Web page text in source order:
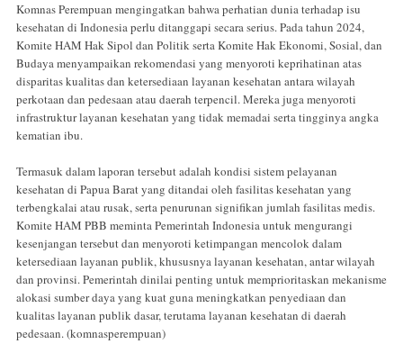
Komnas Perempuan mengingatkan bahwa perhatian dunia terhadap isu
kesehatan di Indonesia perlu ditanggapi secara serius. Pada tahun 2024,
Komite HAM Hak Sipol dan Politik serta Komite Hak Ekonomi, Sosial, dan
Budaya menyampaikan rekomendasi yang menyoroti keprihatinan atas
disparitas kualitas dan ketersediaan layanan kesehatan antara wilayah
perkotaan dan pedesaan atau daerah terpencil. Mereka juga menyoroti
infrastruktur layanan kesehatan yang tidak memadai serta tingginya angka
kematian ibu.
Termasuk dalam laporan tersebut adalah kondisi sistem pelayanan
kesehatan di Papua Barat yang ditandai oleh fasilitas kesehatan yang
terbengkalai atau rusak, serta penurunan signifikan jumlah fasilitas medis.
Komite HAM PBB meminta Pemerintah Indonesia untuk mengurangi
kesenjangan tersebut dan menyoroti ketimpangan mencolok dalam
ketersediaan layanan publik, khususnya layanan kesehatan, antar wilayah
dan provinsi. Pemerintah dinilai penting untuk memprioritaskan mekanisme
alokasi sumber daya yang kuat guna meningkatkan penyediaan dan
kualitas layanan publik dasar, terutama layanan kesehatan di daerah
pedesaan. (komnasperempuan)